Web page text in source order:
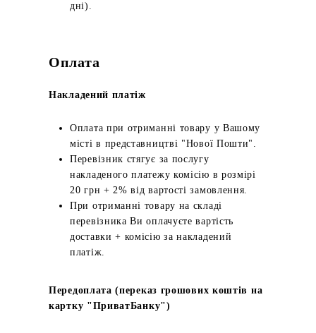
дні).
Оплата
Накладений платіж
Оплата при отриманні товару у Вашому
місті в представництві "Нової Пошти".
Перевізник стягує за послугу
накладеного платежу комісію в розмірі
20 грн + 2% від вартості замовлення.
При отриманні товару на складі
перевізника Ви оплачуєте вартість
доставки + комісію за накладений
платіж.
Передоплата (переказ грошових коштів на
картку "ПриватБанку")